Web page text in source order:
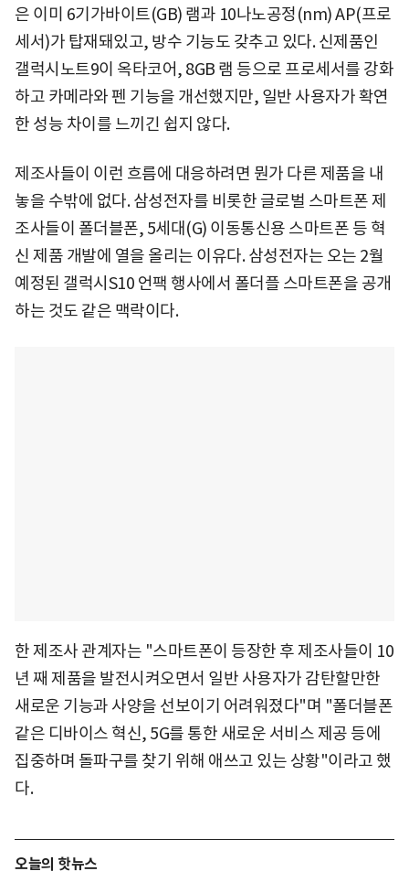
은 이미 6기가바이트(GB) 램과 10나노공정(nm) AP(프로
세서)가 탑재돼있고, 방수 기능도 갖추고 있다. 신제품인
갤럭시노트9이 옥타코어, 8GB 램 등으로 프로세서를 강화
하고 카메라와 펜 기능을 개선했지만, 일반 사용자가 확연
한 성능 차이를 느끼긴 쉽지 않다.
제조사들이 이런 흐름에 대응하려면 뭔가 다른 제품을 내
놓을 수밖에 없다. 삼성전자를 비롯한 글로벌 스마트폰 제
조사들이 폴더블폰, 5세대(G) 이동통신용 스마트폰 등 혁
신 제품 개발에 열을 올리는 이유다. 삼성전자는 오는 2월
예정된 갤럭시S10 언팩 행사에서 폴더플 스마트폰을 공개
하는 것도 같은 맥락이다.
한 제조사 관계자는 "스마트폰이 등장한 후 제조사들이 10
년 째 제품을 발전시켜오면서 일반 사용자가 감탄할만한
새로운 기능과 사양을 선보이기 어려워졌다"며 "폴더블폰
같은 디바이스 혁신, 5G를 통한 새로운 서비스 제공 등에
집중하며 돌파구를 찾기 위해 애쓰고 있는 상황"이라고 했
다.
오늘의 핫뉴스